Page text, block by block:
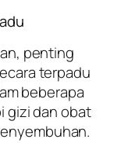
penting
terpadu
beberapa
gizi dan obat